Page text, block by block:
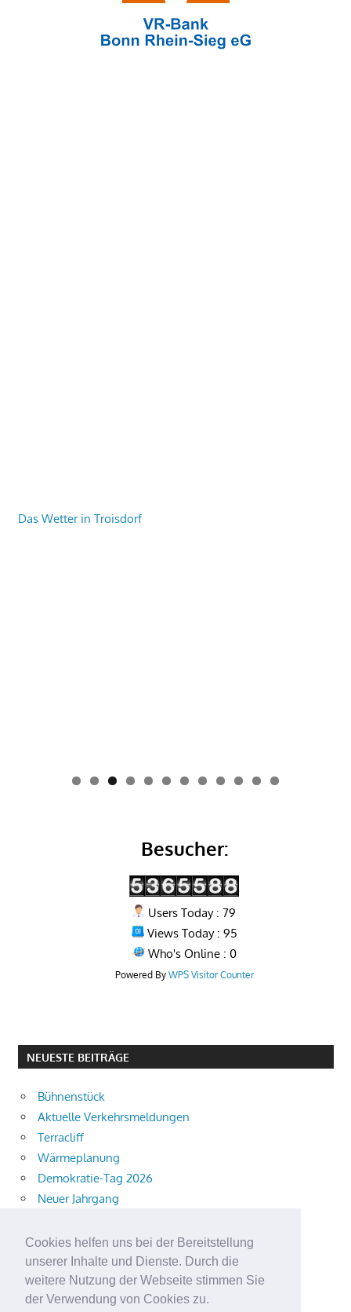
Cookies helfen uns bei der Bereitstellung
unserer Inhalte und Dienste. Durch die
weitere Nutzung der Webseite stimmen Sie
der Verwendung von Cookies zu.
Das Wetter in Troisdorf
0 1 2
Besucher:
Users Today : 79
Views Today : 95
Who's Online : 0
Powered By WPS Visitor Counter
NEUESTE BEITRÄGE
Bühnenstück
Aktuelle Verkehrsmeldungen
Terracliff
Wärmeplanung
Demokratie-Tag 2026
Neuer Jahrgang
Neue Auszubildende starten
Schulweg mit i-Dötzchen
Summersoul
Alkoholeinfluss